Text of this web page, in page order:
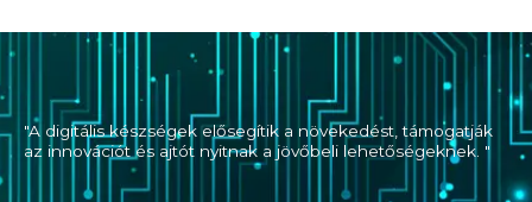
"A digitális készségek elősegítik a növekedést, támogatják
az innovációt és ajtót nyitnak a jövőbeli lehetőségeknek. "